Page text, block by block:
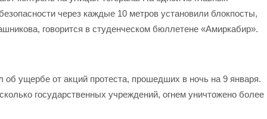
через каждые 10 метров установили блокпосты,
говорится в студенческом бюллетене «Амиркабир».
об ущербе от акций протеста, прошедших в ночь на 9 января.
государственных учреждений, огнем уничтожено более